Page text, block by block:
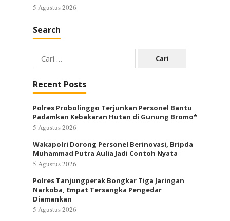
5 Agustus 2026
Search
Cari
untuk:
Recent Posts
Polres Probolinggo Terjunkan Personel Bantu
Padamkan Kebakaran Hutan di Gunung Bromo*
5 Agustus 2026
Wakapolri Dorong Personel Berinovasi, Bripda
Muhammad Putra Aulia Jadi Contoh Nyata
5 Agustus 2026
Polres Tanjungperak Bongkar Tiga Jaringan
Narkoba, Empat Tersangka Pengedar
Diamankan
5 Agustus 2026